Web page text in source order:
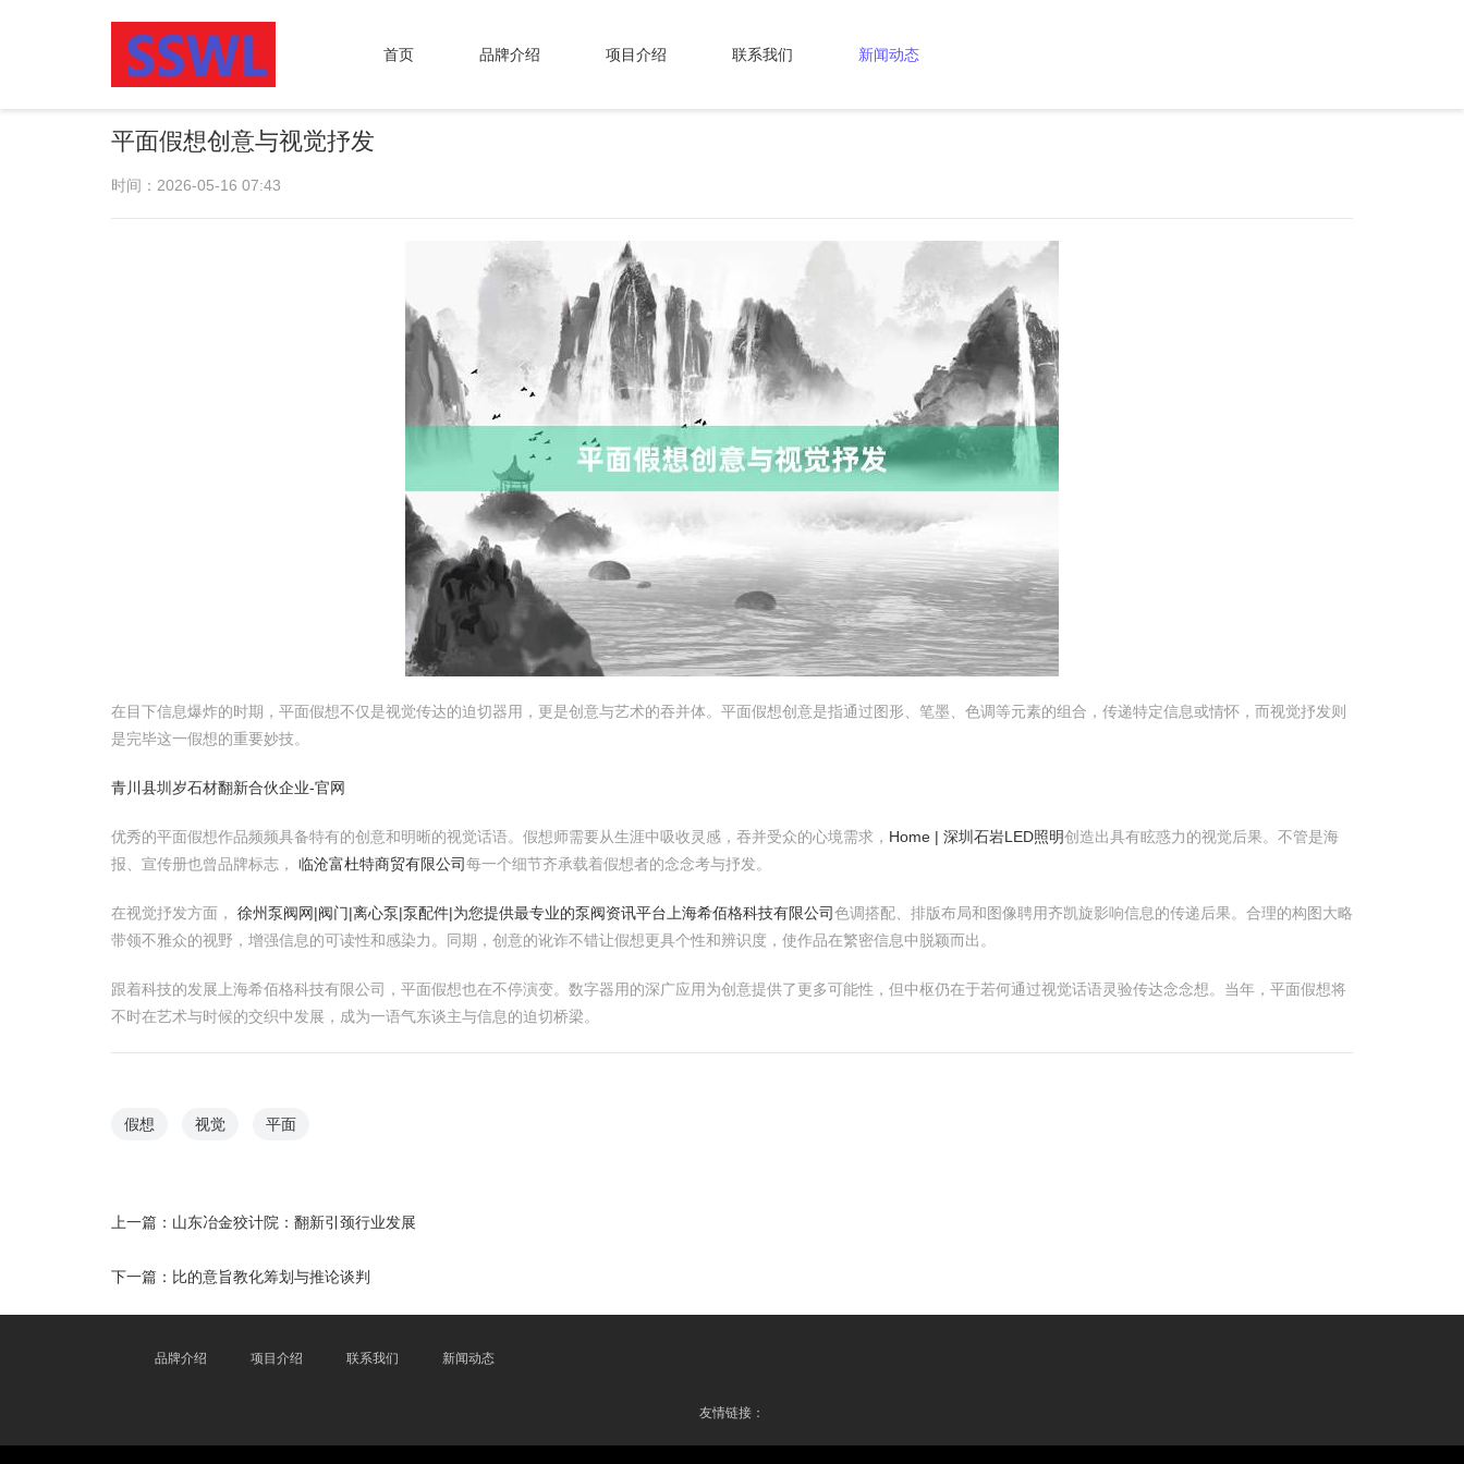
首页 品牌介绍 项目介绍 联系我们 新闻动态
平面假想创意与视觉抒发
时间：2026-05-16 07:43
在目下信息爆炸的时期，平面假想不仅是视觉传达的迫切器用，更是创意与艺术的吞并体。平面假想创意是指通过图形、笔墨、色调等元素的组合，传递特定信息或情怀，而视觉抒发则
是完毕这一假想的重要妙技。
青川县圳岁石材翻新合伙企业-官网
优秀的平面假想作品频频具备特有的创意和明晰的视觉话语。假想师需要从生涯中吸收灵感，吞并受众的心境需求， Home | 深圳石岩LED照明创造出具有眩惑力的视觉后果。不管是海
报、宣传册也曾品牌标志， 临沧富杜特商贸有限公司每一个细节齐承载着假想者的念念考与抒发。
在视觉抒发方面， 徐州泵阀网|阀门|离心泵|泵配件|为您提供最专业的泵阀资讯平台 上海希佰格科技有限公司色调搭配、排版布局和图像聘用齐凯旋影响信息的传递后果。合理的构图大略
带领不雅众的视野，增强信息的可读性和感染力。同期，创意的讹诈不错让假想更具个性和辨识度，使作品在繁密信息中脱颖而出。
跟着科技的发展上海希佰格科技有限公司，平面假想也在不停演变。数字器用的深广应用为创意提供了更多可能性，但中枢仍在于若何通过视觉话语灵验传达念念想。当年，平面假想将
不时在艺术与时候的交织中发展，成为一语气东谈主与信息的迫切桥梁。
假想 视觉 平面
上一篇： 山东冶金狡计院：翻新引颈行业发展
下一篇： 比的意旨教化筹划与推论谈判
品牌介绍 项目介绍 联系我们 新闻动态
友情链接：